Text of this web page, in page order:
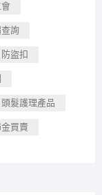
詢
防盜扣
頭髮護理產品
買賣